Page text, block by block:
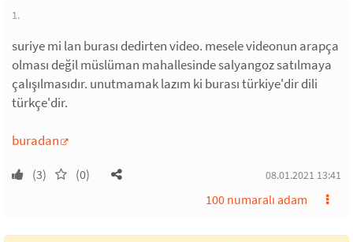
1.
suriye mi lan burası dedirten video. mesele videonun arapça
olması değil müslüman mahallesinde salyangoz satılmaya
çalışılmasıdır. unutmamak lazım ki burası türkiye'dir dili
türkçe'dir.
buradan
(3) (0) 08.01.2021 13:41
100 numaralı adam